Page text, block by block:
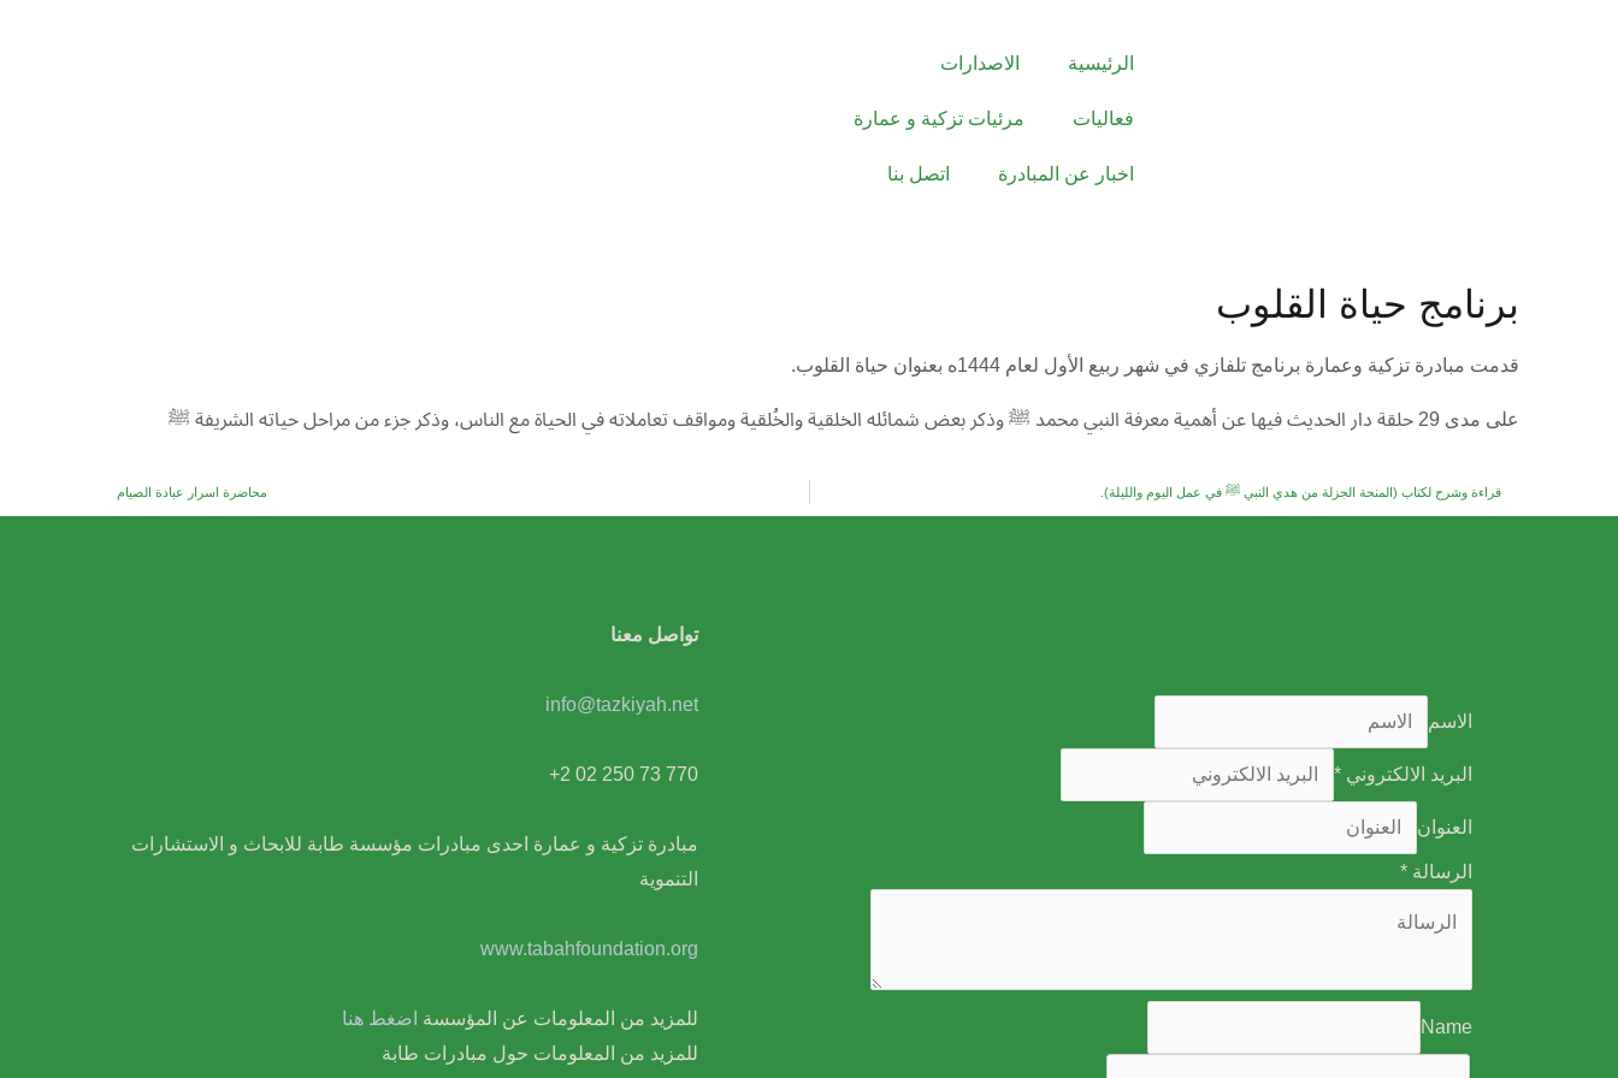
الرئيسية الاصدارات
فعاليات مرئيات تزكية و عمارة
اخبار عن المبادرة اتصل بنا
برنامج حياة القلوب
قدمت مبادرة تزكية وعمارة برنامج تلفازي في شهر ربيع الأول لعام 1444ه بعنوان حياة القلوب.
على مدى 29 حلقة دار الحديث فيها عن أهمية معرفة النبي محمد ﷺ وذكر بعض شمائله الخلقية والخُلقية ومواقف تعاملاته في الحياة مع الناس، وذكر جزء من مراحل حياته الشريفة ﷺ
قراءة وشرح لكتاب (المنحة الجزلة من هدي النبي ﷺ في عمل اليوم والليلة). محاضرة اسرار عبادة الصيام
الاسم
البريد الالكتروني*
العنوان
الرسالة*
Name
تواصل معنا
info@tazkiyah.net
+2 02 250 73 770
مبادرة تزكية و عمارة احدى مبادرات مؤسسة طابة للابحاث و الاستشارات
التنموية
www.tabahfoundation.org
للمزيد من المعلومات عن المؤسسة اضغط هنا
للمزيد من المعلومات حول مبادرات طابة